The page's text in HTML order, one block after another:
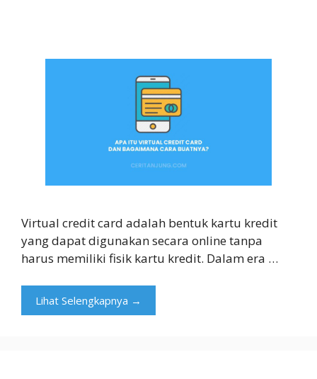
Virtual credit card adalah bentuk kartu kredit
yang dapat digunakan secara online tanpa
harus memiliki fisik kartu kredit. Dalam era …
Lihat Selengkapnya →